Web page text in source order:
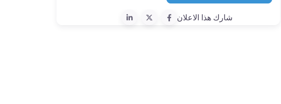
شارك هذا الاعلان